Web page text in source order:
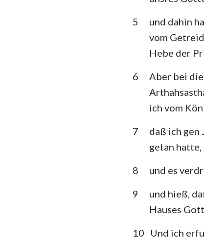
Psalm
Prediger
Daniel
Joel
Obadja
Micha
Habakuk
Haggai
Maleachi
5
und dahin
vom
Hebe der
6
Aber bei
ich vom
7
daß ich gen
getan hatte,
8
und es
9
und hieß,
Hauses
10
Und ich